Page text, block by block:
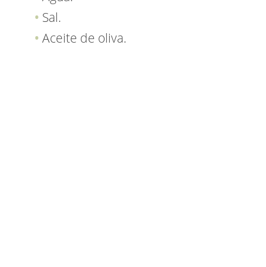
Sal.
Aceite de oliva.